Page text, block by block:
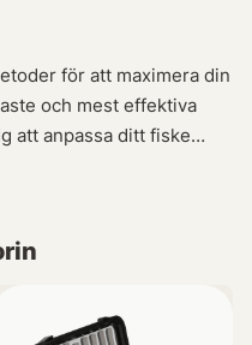
för att maximera din
och mest effektiva
att anpassa ditt fiske
vi allt du behöver för att
havsfiske,